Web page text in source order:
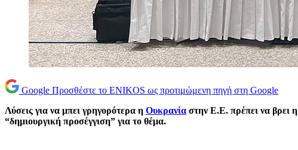
Google Προσθέστε το ENIKOS ως προτιμώμενη πηγή στη Google
Λύσεις για να μπει γρηγορότερα η Ουκρανία στην Ε.Ε. πρέπει να βρει η
“δημιουργική προσέγγιση” για το θέμα.